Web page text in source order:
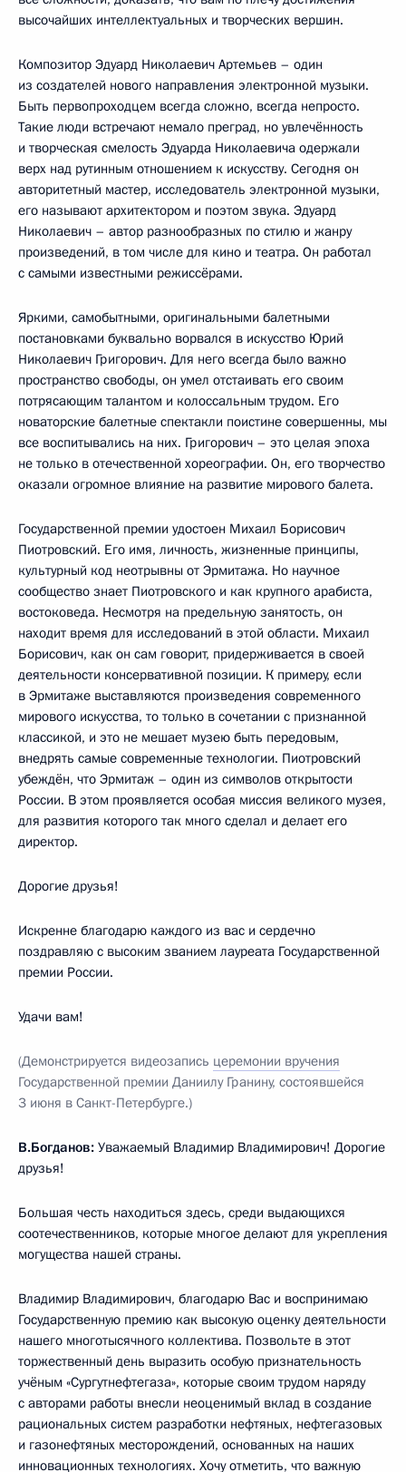
высочайших интеллектуальных и творческих вершин.
Композитор Эдуард Николаевич Артемьев – один
из создателей нового направления электронной музыки.
Быть первопроходцем всегда сложно, всегда непросто.
Такие люди встречают немало преград, но увлечённость
и творческая смелость Эдуарда Николаевича одержали
верх над рутинным отношением к искусству. Сегодня он
авторитетный мастер, исследователь электронной музыки,
его называют архитектором и поэтом звука. Эдуард
Николаевич – автор разнообразных по стилю и жанру
произведений, в том числе для кино и театра. Он работал
с самыми известными режиссёрами.
Яркими, самобытными, оригинальными балетными
постановками буквально ворвался в искусство Юрий
Николаевич Григорович. Для него всегда было важно
пространство свободы, он умел отстаивать его своим
потрясающим талантом и колоссальным трудом. Его
новаторские балетные спектакли поистине совершенны, мы
все воспитывались на них. Григорович – это целая эпоха
не только в отечественной хореографии. Он, его творчество
оказали огромное влияние на развитие мирового балета.
Государственной премии удостоен Михаил Борисович
Пиотровский. Его имя, личность, жизненные принципы,
культурный код неотрывны от Эрмитажа. Но научное
сообщество знает Пиотровского и как крупного арабиста,
востоковеда. Несмотря на предельную занятость, он
находит время для исследований в этой области. Михаил
Борисович, как он сам говорит, придерживается в своей
деятельности консервативной позиции. К примеру, если
в Эрмитаже выставляются произведения современного
мирового искусства, то только в сочетании с признанной
классикой, и это не мешает музею быть передовым,
внедрять самые современные технологии. Пиотровский
убеждён, что Эрмитаж – один из символов открытости
России. В этом проявляется особая миссия великого музея,
для развития которого так много сделал и делает его
директор.
Дорогие друзья!
Искренне благодарю каждого из вас и сердечно
поздравляю с высоким званием лауреата Государственной
премии России.
Удачи вам!
(Демонстрируется видеозапись церемонии вручения
Государственной премии Даниилу Гранину, состоявшейся
3 июня в Санкт-Петербурге.)
В.Богданов: Уважаемый Владимир Владимирович! Дорогие
друзья!
Большая честь находиться здесь, среди выдающихся
соотечественников, которые многое делают для укрепления
могущества нашей страны.
Владимир Владимирович, благодарю Вас и воспринимаю
Государственную премию как высокую оценку деятельности
нашего многотысячного коллектива. Позвольте в этот
торжественный день выразить особую признательность
учёным «Сургутнефтегаза», которые своим трудом наряду
с авторами работы внесли неоценимый вклад в создание
рациональных систем разработки нефтяных, нефтегазовых
и газонефтяных месторождений, основанных на наших
инновационных технологиях. Хочу отметить, что важную